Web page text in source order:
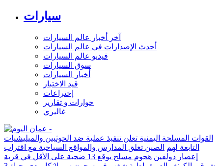
سيارات
آخر أخبار عالم السيارات
أحدث الإصدارات في عالم السيارات
فيديو عالم السيارات
سوق السيارات
أخبار السيارات
قيد الاختبار
إختراعات
حوارات و تقارير
غاليري
القوات المسلحة اليمنية تعلن تنفيذ عملية ضد الحوثيين والميليشيات
التابعة لهم
الصين تغلق المدارس والمواقع السياحية مع اقتراب
إعصار دولفين
هجوم مسلح يوقع 13 ضحية على الأقل في قرية